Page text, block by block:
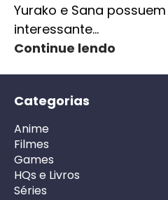
Yurako e Sana
interessante…
Continue lendo
Categorias
Anime
Filmes
Games
HQs e Livros
Séries